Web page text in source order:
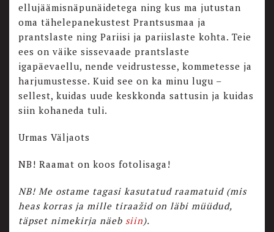
ellujäämisnäpunäidetega ning kus ma jutustan
oma tähelepanekustest Prantsusmaa ja
prantslaste ning Pariisi ja pariislaste kohta. Teie
ees on väike sissevaade prantslaste
igapäevaellu, nende veidrustesse, kommetesse ja
harjumustesse. Kuid see on ka minu lugu –
sellest, kuidas uude keskkonda sattusin ja kuidas
siin kohaneda tuli.
Urmas Väljaots
NB! Raamat on koos fotolisaga!
NB! Me ostame tagasi kasutatud raamatuid (mis
heas korras ja mille tiraažid on läbi müüdud,
täpset nimekirja näeb siin ).